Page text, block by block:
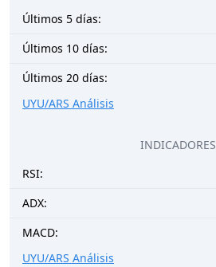
Últimos 5 días:
Últimos 10 días:
Últimos 20 días:
UYU/ARS Análisis
INDICADORES
RSI:
ADX:
MACD:
UYU/ARS Análisis